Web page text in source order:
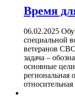
Время
06.02.2025
специальной
ветеранов
задача –
основные
региональная